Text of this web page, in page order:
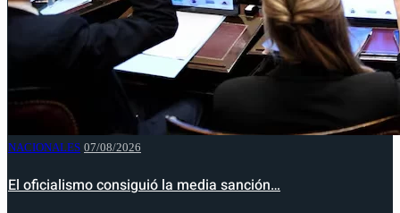
NACIONALES 07/08/2026
El oficialismo consiguió la media sanción…